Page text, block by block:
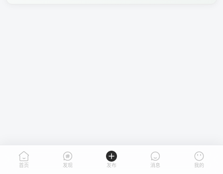
首页 发现 发布 消息 我的